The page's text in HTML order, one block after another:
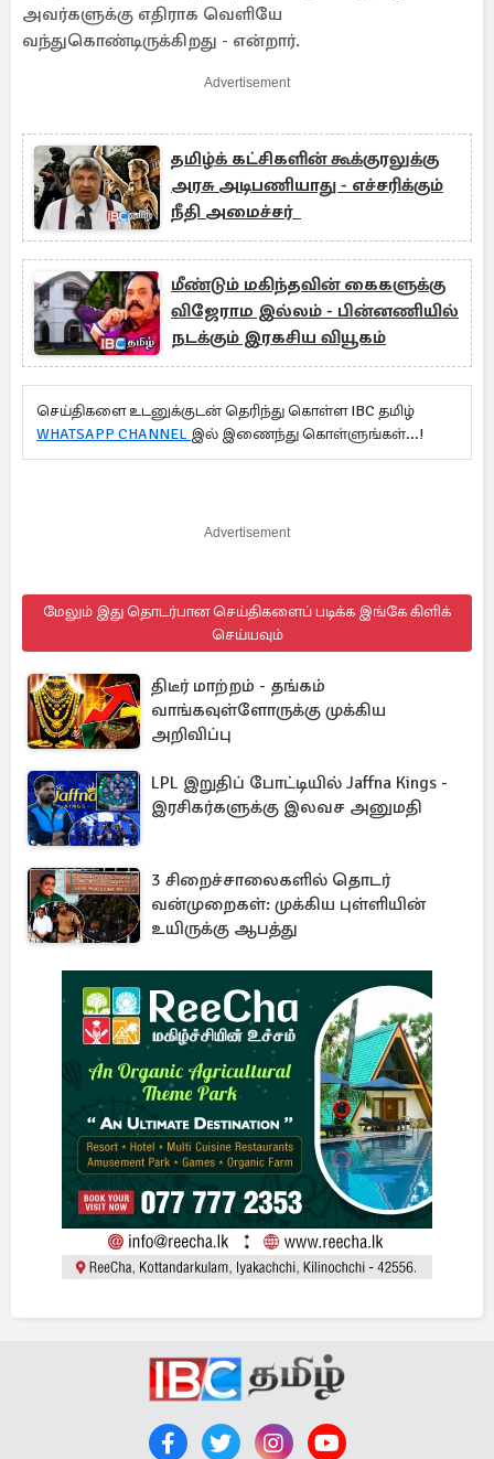
அவர்களுக்கு எதிராக வெளியே
வந்துகொண்டிருக்கிறது - என்றார்.
Advertisement
தமிழ்க் கட்சிகளின் கூக்குரலுக்கு
அரசு அடிபணியாது - எச்சரிக்கும்
நீதி அமைச்சர்
மீண்டும் மகிந்தவின் கைகளுக்கு
விஜேராம இல்லம் - பின்னணியில்
நடக்கும் இரகசிய வியூகம்
செய்திகளை உடனுக்குடன் தெரிந்து கொள்ள IBC தமிழ்
WHATSAPP CHANNEL இல் இணைந்து கொள்ளுங்கள்...!
Advertisement
மேலும் இது தொடர்பான செய்திகளைப் படிக்க இங்கே கிளிக்
செய்யவும்
திடீர் மாற்றம் - தங்கம்
வாங்கவுள்ளோருக்கு முக்கிய
அறிவிப்பு
LPL இறுதிப் போட்டியில் Jaffna Kings -
இரசிகர்களுக்கு இலவச அனுமதி
3 சிறைச்சாலைகளில் தொடர்
வன்முறைகள்: முக்கிய புள்ளியின்
உயிருக்கு ஆபத்து